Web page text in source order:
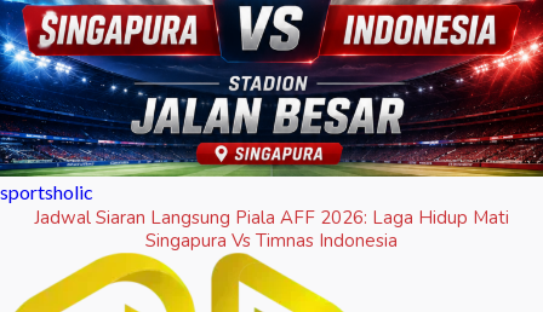
sportsholic
Jadwal Siaran Langsung Piala AFF 2026: Laga Hidup Mati
Singapura Vs Timnas Indonesia